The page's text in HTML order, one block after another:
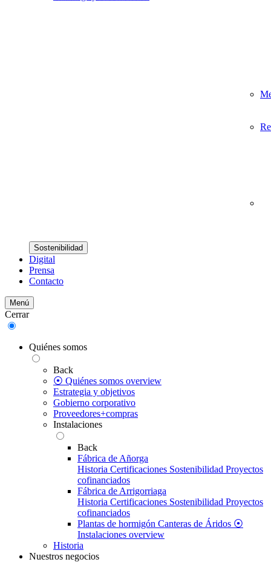
Sostenibilidad
Digital
Prensa
Contacto
Menú
Cerrar
Quiénes somos
Back
⦿ Quiénes somos overview
Estrategia y objetivos
Gobierno corporativo
Proveedores+compras
Instalaciones
Back
Fábrica de Añorga
Historia Certificaciones Sostenibilidad Proyectos
cofinanciados
Fábrica de Arrigorriaga
Historia Certificaciones Sostenibilidad Proyectos
cofinanciados
Plantas de hormigón Canteras de Áridos ⦿
Instalaciones overview
Historia
Nuestros negocios